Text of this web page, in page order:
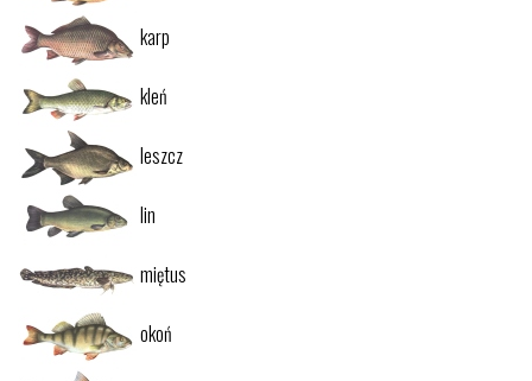
karp
kleń
leszcz
lin
miętus
okoń